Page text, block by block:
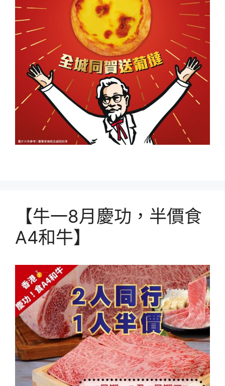
【牛一8月慶功，半價食
A4和牛】